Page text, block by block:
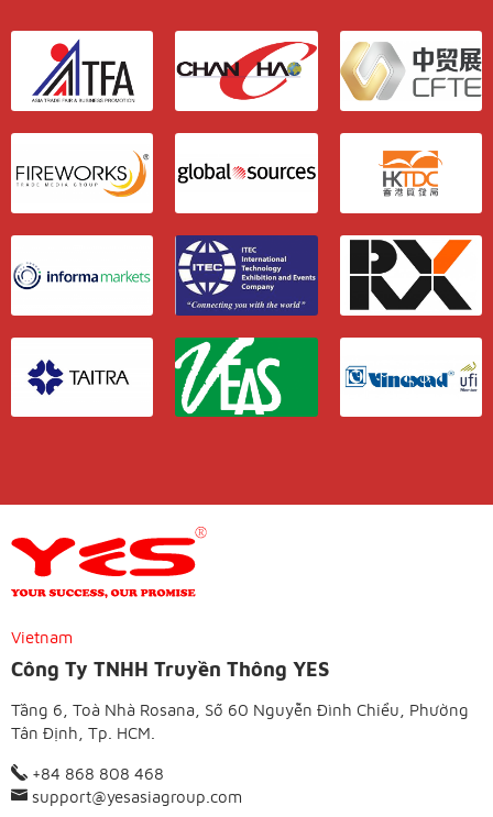
Vietnam
Công Ty TNHH Truyền Thông YES
Tầng 6, Toà Nhà Rosana, Số 60 Nguyễn Đình Chiểu, Phường
Tân Định, Tp. HCM.
+84 868 808 468
support@yesasiagroup.com